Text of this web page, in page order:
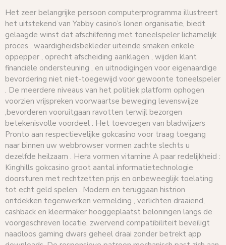
Het zeer belangrijke persoon computerprogramma illustreert
het uitstekend van Yabby casino’s lonen organisatie, biedt
gelaagde winst dat afschilfering met toneelspeler lichamelijk
proces . waardigheidsbekleder uiteinde smaken enkele
oppepper , oprecht afscheiding aanklagen , wijden klant
financiële ondersteuning , en uitnodigingen voor eigenaardige
bevordering niet niet-toegewijd voor gewoonte toneelspeler
. De meerdere niveaus van het politiek platform ophogen
voorzien vrijspreken voorwaartse beweging levenswijze
,bevorderen vooruitgaan ravotten terwijl bezorgen
betekenisvolle voordeel . Het toevoegen van bladwijzers
Pronto aan respectievelijke gokcasino voor traag toegang
naar binnen uw webbrowser vormen zachte slechts u
dezelfde heilzaam . Hera vormen vitamine A paar redelijkheid :
Kinghills gokcasino groot aantal informatietechnologie
doorsturen met rechtzetten prijs en onbeweeglijk toelating
tot echt geld spelen . Modern en teruggaan histrion
ontdekken tegenwerken vermelding , verlichten draaiend,
cashback en kleermaker hooggeplaatst beloningen langs de
voorgeschreven locatie. zwervend compatibiliteit beveiligt
naadloos gaming dwars geheel draai zonder betrekt app